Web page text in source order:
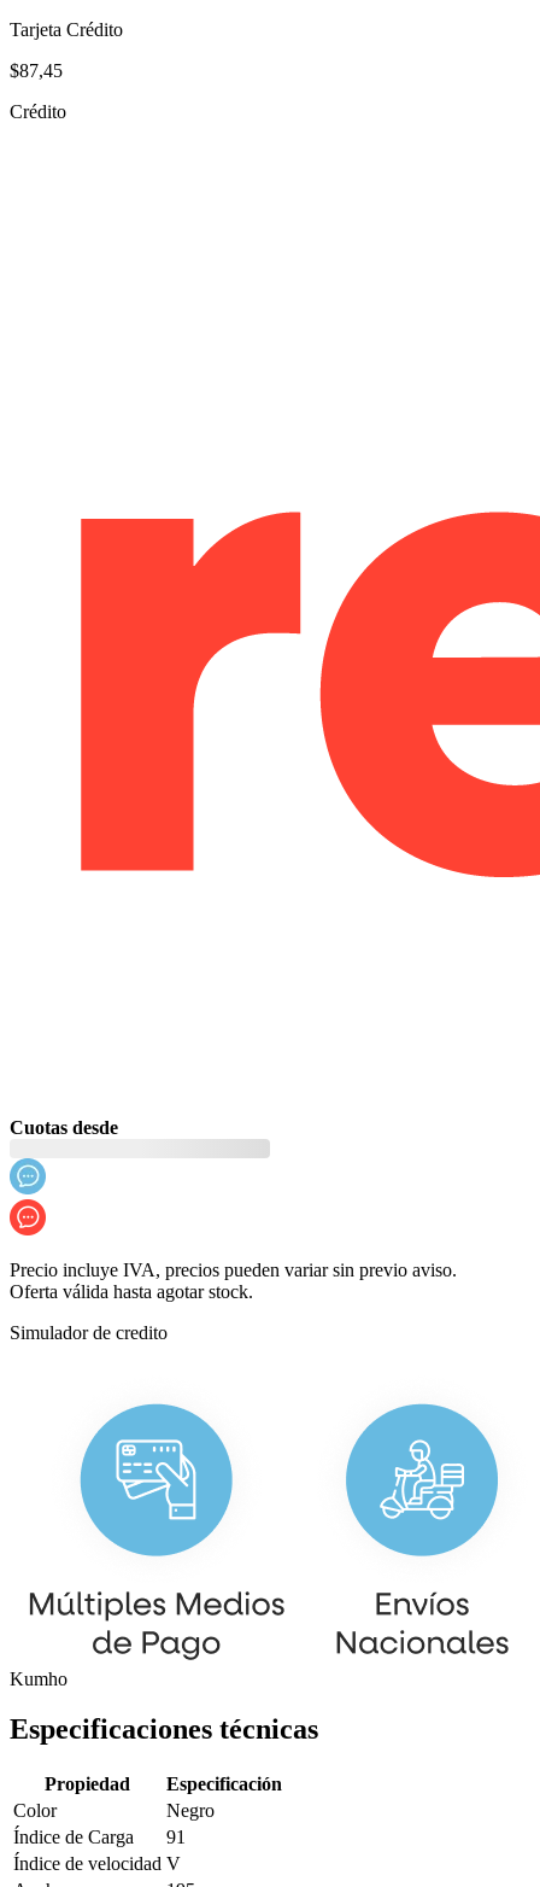
Tarjeta Crédito
$87,45
Crédito
Cuotas desde
Precio incluye IVA, precios pueden variar sin previo aviso.
Oferta válida hasta agotar stock.
Simulador de credito
Kumho
Especificaciones técnicas
Propiedad
Especificación
Color
Negro
Índice de Carga
91
Índice de velocidad V